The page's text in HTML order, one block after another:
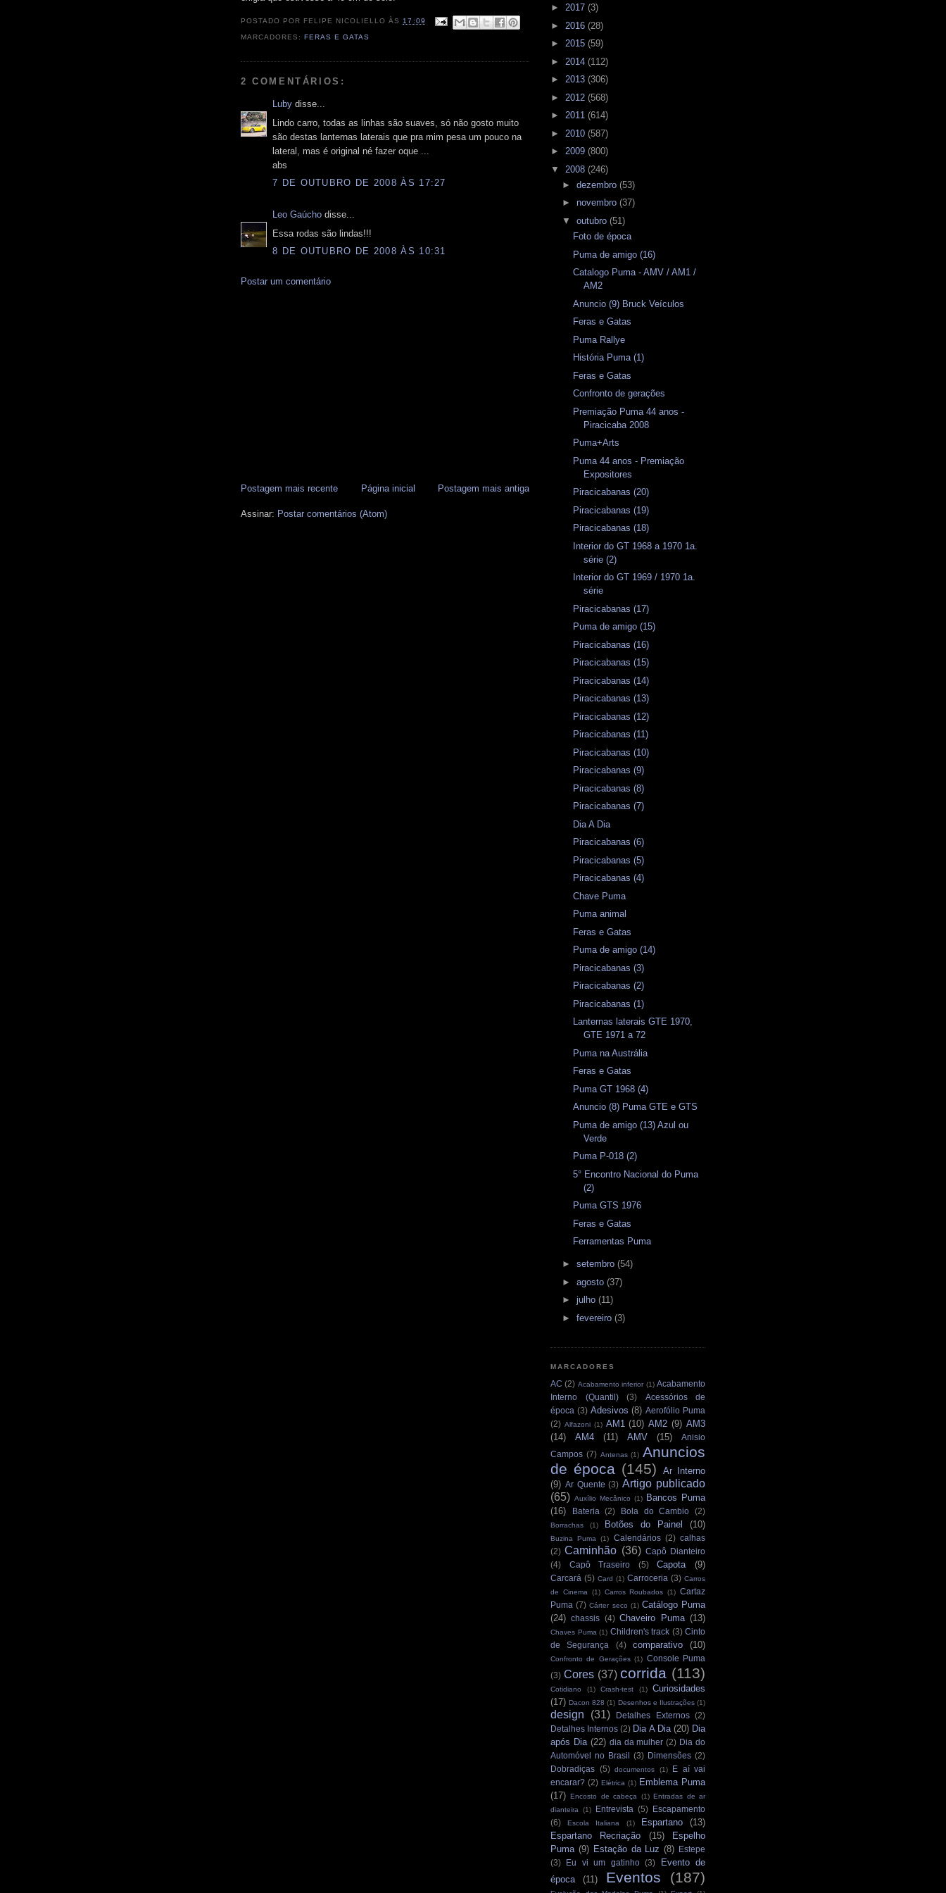
POSTADO POR FELIPE NICOLIELLO ÀS17:09
MARCADORES:FERAS E GATAS
2 COMENTÁRIOS:
Luby disse...
Lindo carro, todas as linhas são suaves, só não gosto muito
são destas lanternas laterais que pra mim pesa um pouco na
lateral, mas é original né fazer oque ...
abs
7 DE OUTUBRO DE 2008 ÀS 17:27
Leo Gaúcho disse...
Essa rodas são lindas!!!
8 DE OUTUBRO DE 2008 ÀS 10:31
Postar um comentário
Postagem mais recente Postagem mais antiga
Página inicial
Assinar: Postar comentários (Atom)
► 2017 (3)
► 2016 (28)
► 2015 (59)
► 2014 (112)
► 2013 (306)
► 2012 (568)
► 2011 (614)
► 2010 (587)
► 2009 (800)
▼ 2008 (246)
► dezembro (53)
► novembro (37)
▼ outubro (51)
Foto de época
Puma de amigo (16)
Catalogo Puma - AMV / AM1 /
AM2
Anuncio (9) Bruck Veículos
Feras e Gatas
Puma Rallye
História Puma (1)
Feras e Gatas
Confronto de gerações
Premiação Puma 44 anos -
Piracicaba 2008
Puma+Arts
Puma 44 anos - Premiação
Expositores
Piracicabanas (20)
Piracicabanas (19)
Piracicabanas (18)
Interior do GT 1968 a 1970 1a.
série (2)
Interior do GT 1969 / 1970 1a.
série
Piracicabanas (17)
Puma de amigo (15)
Piracicabanas (16)
Piracicabanas (15)
Piracicabanas (14)
Piracicabanas (13)
Piracicabanas (12)
Piracicabanas (11)
Piracicabanas (10)
Piracicabanas (9)
Piracicabanas (8)
Piracicabanas (7)
Dia A Dia
Piracicabanas (6)
Piracicabanas (5)
Piracicabanas (4)
Chave Puma
Puma animal
Feras e Gatas
Puma de amigo (14)
Piracicabanas (3)
Piracicabanas (2)
Piracicabanas (1)
Lanternas laterais GTE 1970,
GTE 1971 a 72
Puma na Austrália
Feras e Gatas
Puma GT 1968 (4)
Anuncio (8) Puma GTE e GTS
Puma de amigo (13) Azul ou
Verde
Puma P-018 (2)
5° Encontro Nacional do Puma
(2)
Puma GTS 1976
Feras e Gatas
Ferramentas Puma
► setembro (54)
► agosto (37)
► julho (11)
► fevereiro (3)
MARCADORES
AC (2) Acabamento inferior (1) Acabamento
Interno (Quantil)
(3)
Acessórios de
época (3) Adesivos (8) Aerofólio Puma
(2) Alfazoni (1) AM1 (10) AM2 (9) AM3
(14)
AM4 (11) AMV (15)
Anisio
Campos (7) Antenas (1) Anuncios
de época (145)
Ar Interno
(9) Ar Quente (3) Artigo publicado
(65) Auxílio Mecânico (1)
Bancos Puma
(16)
Bateria (2) Bola do Cambio (2)
Borrachas (1) Botões do Painel (10)
Buzina Puma (1) Calendários (2) calhas
(2) Caminhão (36) Capô Dianteiro
(4)
Capô Traseiro (5) Capota (9)
Carcará (5) Card (1) Carroceria (3) Carros
de Cinema (1) Carros Roubados (1) Cartaz
Puma (7) Cárter seco (1) Catálogo Puma
(24) chassis (4) Chaveiro Puma (13)
Chaves Puma (1) Children's track (3) Cinto
de Segurança
(4) comparativo (10)
Confronto de Gerações (1) Console Puma
(3) Cores (37) corrida (113)
Cotidiano (1) Crash-test (1)
Curiosidades
(17) Dacon 828 (1) Desenhos e Ilustrações (1)
design (31) Detalhes Externos (2)
Detalhes Internos (2) Dia A Dia (20) Dia
após Dia (22) dia da mulher (2) Dia do
Automóvel no Brasil
(3) Dimensões (2)
Dobradiças (5) documentos (1)
E aí vai
encarar? (2) Elétrica (1) Emblema Puma
(17) Encosto de cabeça (1) Entradas de ar
dianteira (1) Entrevista (5)
Escapamento
(6)
Escola Italiana (1) Espartano
(13)
Espartano Recriação
(15)
Espelho
Puma (9) Estação da Luz (8)
Estepe
(3)
Eu vi um gatinho (3)
Evento de
época
(11) Eventos (187)